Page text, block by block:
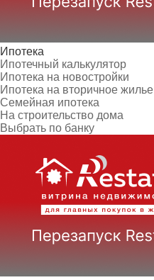
Ипотека
Ипотечный калькулятор
Ипотека на новостройки
Ипотека на вторичное жилье
Семейная ипотека
На строительство дома
Выбрать по банку